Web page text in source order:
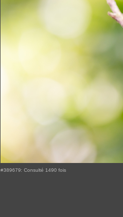
#389679: Consulté 1490 fois